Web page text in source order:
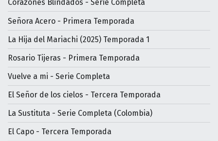
Corazones Blindados - Serie Completa
Señora Acero - Primera Temporada
La Hija del Mariachi (2025) Temporada 1
Rosario Tijeras - Primera Temporada
Vuelve a mi - Serie Completa
El Señor de los cielos - Tercera Temporada
La Sustituta - Serie Completa (Colombia)
El Capo - Tercera Temporada